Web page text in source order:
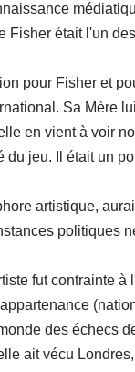
Fisher était l'un
pour Fisher et
Sa Mère
en vient à voir
jeu. Il était un
artistique,
politiques
fut contrainte
des échecs
ait vécu